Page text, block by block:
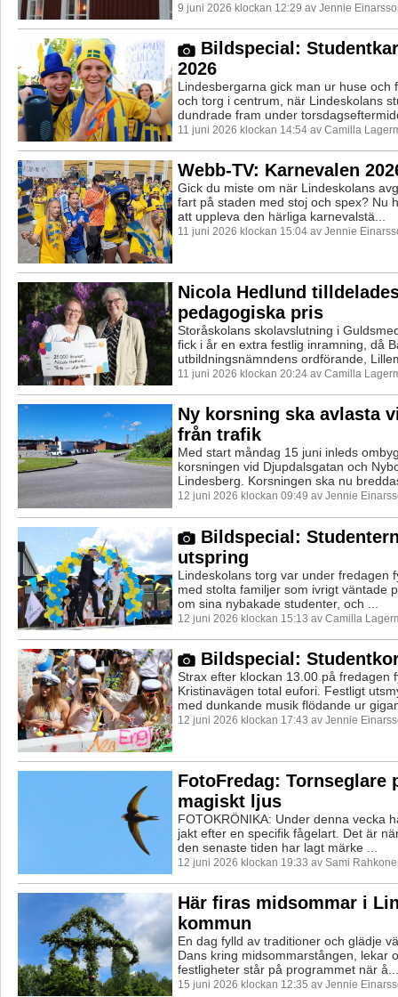
9 juni 2026 klockan 12:29 av Jennie
Bildspecial:
2026
Lindesbergarna gick man ur huse och
och torg i centrum, när Lindeskolans
dundrade fram under
11 juni 2026 klockan 14:54 av Camilla
Webb-TV: Karnevalen
Gick du miste om när Lindeskolans
fart på staden med stoj och spex? Nu
att uppleva den härliga karnevalstä...
11 juni 2026 klockan 15:04 av Jennie
Nicola Hedlund
pedagogiska pris
Storåskolans skolavslutning i
fick i år en extra festlig inramning, då
utbildningsnämndens ordförande,
11 juni 2026 klockan 20:24 av Camilla
Ny korsning ska avlasta
från trafik
Med start måndag 15 juni inleds
korsningen vid Djupdalsgatan och
Lindesberg. Korsningen ska nu
12 juni 2026 klockan 09:49 av Jennie
Bildspecial:
utspring
Lindeskolans torg var under fredagen
med stolta familjer som ivrigt väntade
om sina nybakade studenter, och ...
12 juni 2026 klockan 15:13 av Camilla
Bildspecial:
Strax efter klockan 13.00 på fredagen
Kristinavägen total eufori. Festligt
med dunkande musik flödande ur
12 juni 2026 klockan 17:43 av Jennie
FotoFredag: Tornseglare
magiskt ljus
FOTOKRÖNIKA: Under denna vecka
jakt efter en specifik fågelart. Det är
den senaste tiden har lagt märke ...
12 juni 2026 klockan 19:33 av Sami
Här firas midsommar i
kommun
En dag fylld av traditioner och glädje
Dans kring midsommarstången, lekar
festligheter står på programmet när å...
15 juni 2026 klockan 12:35 av Jennie